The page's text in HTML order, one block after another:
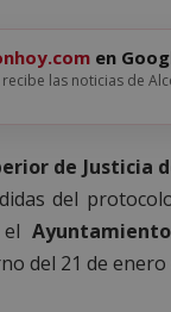
en
recibe las noticias de
de Justicia
del
el
del 21 de enero